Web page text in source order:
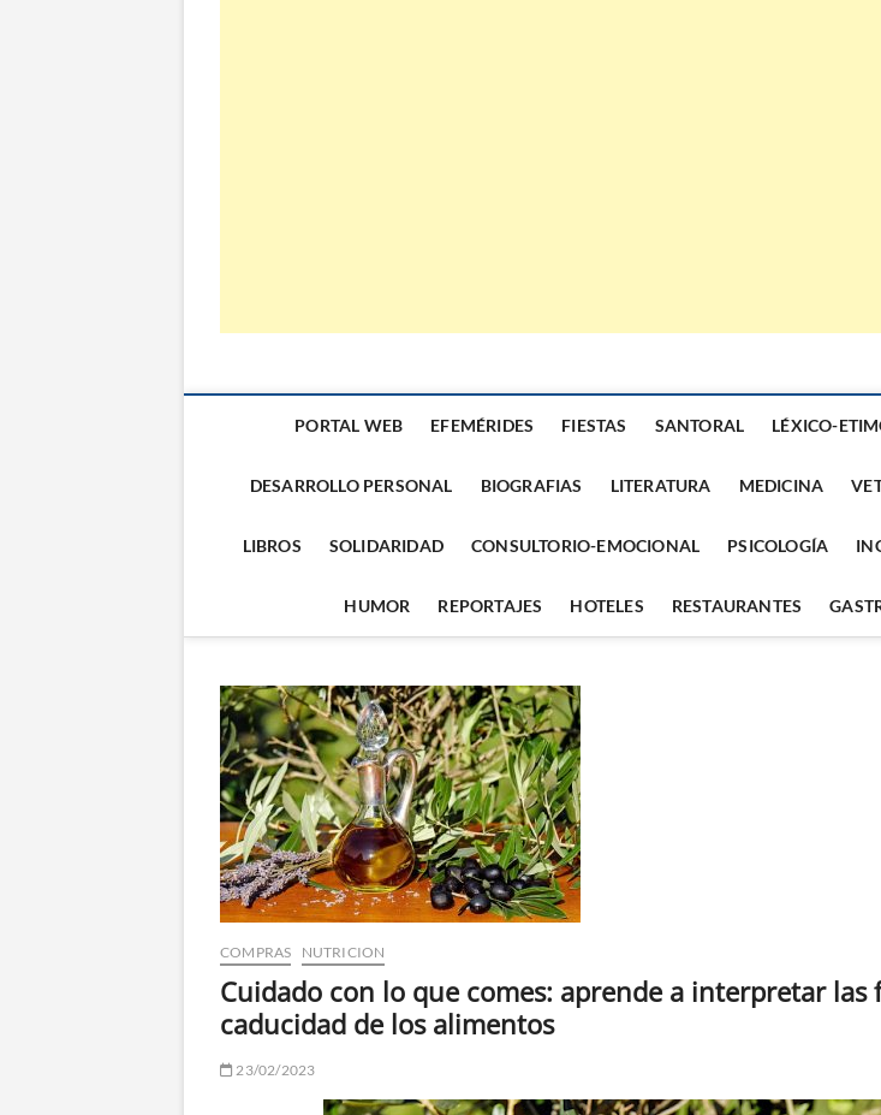
PORTAL WEB EFEMÉRIDES FIESTAS SANTORAL LÉXICO-
DESARROLLO PERSONAL BIOGRAFIAS LITERATURA MEDICINA
LIBROS SOLIDARIDAD CONSULTORIO-EMOCIONAL PSICOLOGÍA
HUMOR REPORTAJES HOTELES RESTAURANTES
COMPRAS NUTRICION
Cuidado con lo que comes: aprende a interpretar las
caducidad de los alimentos
23/02/2023